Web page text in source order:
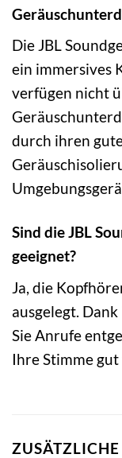
Die JBL
ein immersives
verfügen nicht
durch ihren
Sind die JBL
geeignet?
Ja, die
ausgelegt.
Sie Anrufe
Ihre Stimme